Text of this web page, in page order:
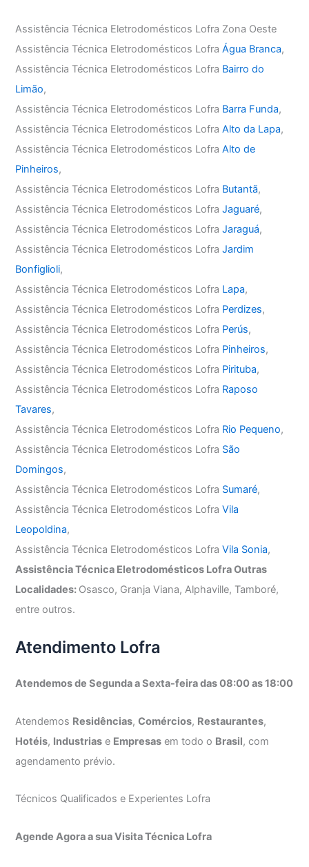
Assistência Técnica Eletrodomésticos Lofra Zona Oeste
Assistência Técnica Eletrodomésticos LofraÁgua Branca,
Assistência Técnica Eletrodomésticos Lofra Bairro do
Limão,
Assistência Técnica Eletrodomésticos Lofra Barra Funda,
Assistência Técnica Eletrodomésticos LofraAlto da Lapa,
Assistência Técnica Eletrodomésticos LofraAlto de
Pinheiros,
Assistência Técnica Eletrodomésticos Lofra Butantã,
Assistência Técnica Eletrodomésticos LofraJaguaré,
Assistência Técnica Eletrodomésticos LofraJaraguá,
Assistência Técnica Eletrodomésticos LofraJardim
Bonfiglioli,
Assistência Técnica Eletrodomésticos Lofra Lapa,
Assistência Técnica Eletrodomésticos Lofra Perdizes,
Assistência Técnica Eletrodomésticos Lofra Perús,
Assistência Técnica Eletrodomésticos Lofra Pinheiros,
Assistência Técnica Eletrodomésticos Lofra Pirituba,
Assistência Técnica Eletrodomésticos Lofra Raposo
Tavares,
Assistência Técnica Eletrodomésticos Lofra Rio Pequeno,
Assistência Técnica Eletrodomésticos Lofra São
Domingos,
Assistência Técnica Eletrodomésticos Lofra Sumaré,
Assistência Técnica Eletrodomésticos LofraVila
Leopoldina,
Assistência Técnica Eletrodomésticos LofraVila Sonia,
Assistência Técnica Eletrodomésticos Lofra Outras
Localidades: Osasco, Granja Viana, Alphaville, Tamboré,
entre outros.
Atendimento Lofra
Atendemos de Segunda a Sexta-feira das 08:00 as 18:00
Atendemos Residências,Comércios, Restaurantes,
Hotéis, Industrias e Empresas em todo o Brasil, com
agendamento prévio.
Técnicos Qualificados e Experientes Lofra
Agende Agora a sua Visita Técnica Lofra